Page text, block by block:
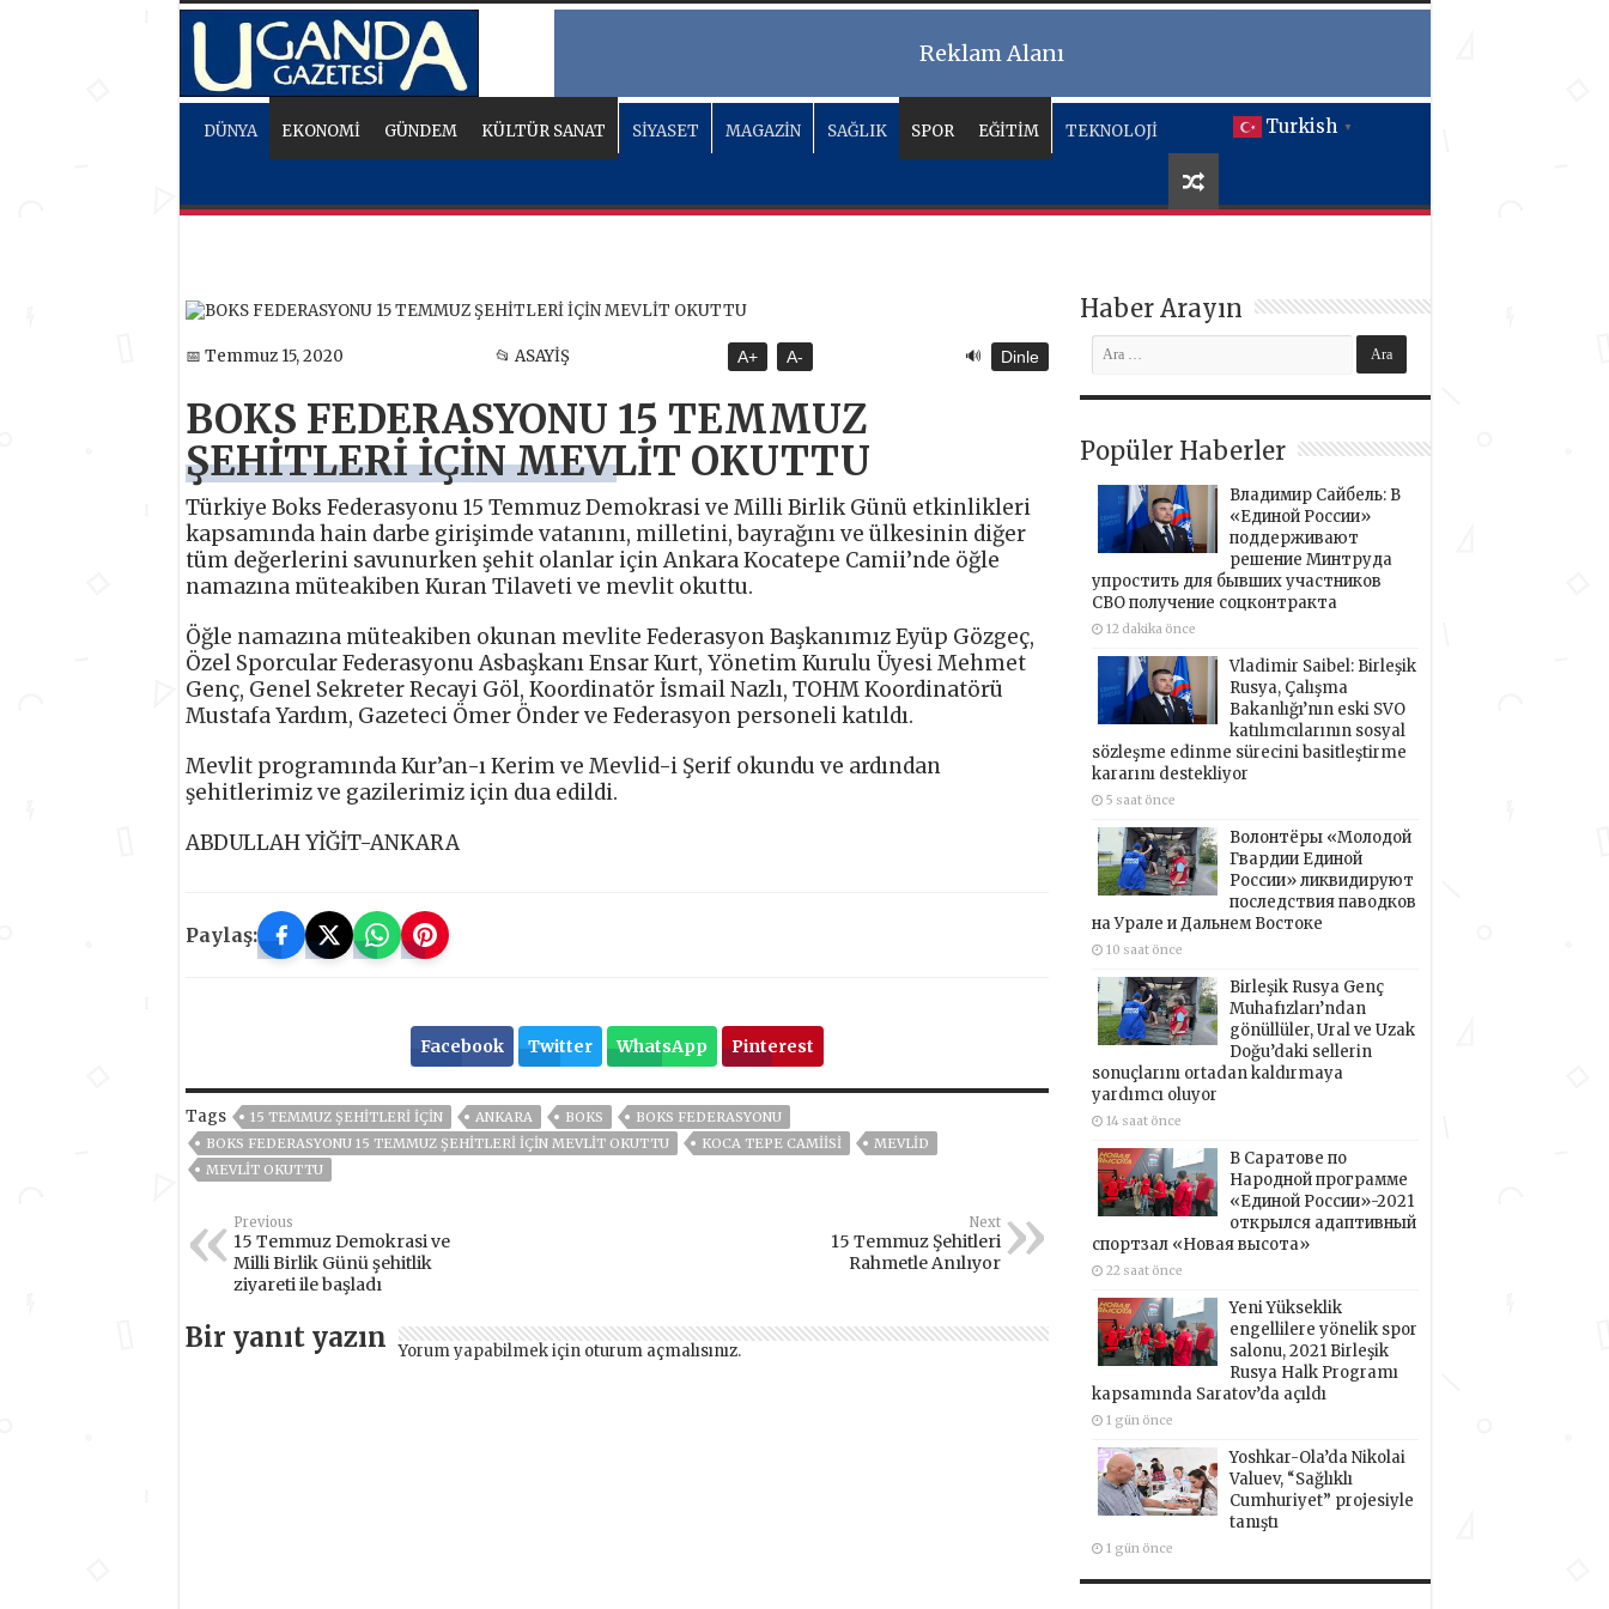
Reklam Alanı
Turkish ▼
DÜNYA EKONOMİ GÜNDEM KÜLTÜR SANAT SİYASET MAGAZİN SAĞLIK SPOR EĞİTİM TEKNOLOJİ
📅 Temmuz 15, 2020 📂 ASAYİŞ A+ A- 🔊 Dinle
BOKS FEDERASYONU 15 TEMMUZ
ŞEHİTLERİ İÇİN MEVLİT OKUTTU
Türkiye Boks Federasyonu 15 Temmuz Demokrasi ve Milli Birlik Günü etkinlikleri
kapsamında hain darbe girişimde vatanını, milletini, bayrağını ve ülkesinin diğer
tüm değerlerini savunurken şehit olanlar için Ankara Kocatepe Camii’nde öğle
namazına müteakiben Kuran Tilaveti ve mevlit okuttu.
Öğle namazına müteakiben okunan mevlite Federasyon Başkanımız Eyüp Gözgeç,
Özel Sporcular Federasyonu Asbaşkanı Ensar Kurt, Yönetim Kurulu Üyesi Mehmet
Genç, Genel Sekreter Recayi Göl, Koordinatör İsmail Nazlı, TOHM Koordinatörü
Mustafa Yardım, Gazeteci Ömer Önder ve Federasyon personeli katıldı.
Mevlit programında Kur’an-ı Kerim ve Mevlid-i Şerif okundu ve ardından
şehitlerimiz ve gazilerimiz için dua edildi.
ABDULLAH YİĞİT-ANKARA
Paylaş:
Facebook Twitter WhatsApp Pinterest
Tags 15 TEMMUZ ŞEHİTLERİ İÇİN ANKARA BOKS
BOKS FEDERASYONU
BOKS FEDERASYONU 15 TEMMUZ ŞEHİTLERİ İÇİN MEVLİT OKUTTU
KOCA TEPE CAMİİSİ
MEVLİD
MEVLİT OKUTTU
Previous
15 Temmuz Demokrasi ve
Milli Birlik Günü şehitlik
ziyareti ile başladı
Next
15 Temmuz Şehitleri
Rahmetle Anılıyor
Bir yanıt yazın Yorum yapabilmek için oturum açmalısınız.
Haber Arayın
Popüler Haberler
Владимир Сайбель: В
«Единой России»
поддерживают
решение Минтруда
упростить для бывших участников
СВО получение соцконтракта
12 dakika önce
Vladimir Saibel: Birleşik
Rusya, Çalışma
Bakanlığı’nın eski SVO
katılımcılarının sosyal
sözleşme edinme sürecini basitleştirme
kararını destekliyor
5 saat önce
Волонтёры «Молодой
Гвардии Единой
России» ликвидируют
последствия паводков
на Урале и Дальнем Востоке
10 saat önce
Birleşik Rusya Genç
Muhafızları’ndan
gönüllüler, Ural ve Uzak
Doğu’daki sellerin
sonuçlarını ortadan kaldırmaya
yardımcı oluyor
14 saat önce
В Саратове по
Народной программе
«Единой России»-2021
открылся адаптивный
спортзал «Новая высота»
22 saat önce
Yeni Yükseklik
engellilere yönelik spor
salonu, 2021 Birleşik
Rusya Halk Programı
kapsamında Saratov’da açıldı
1 gün önce
Yoshkar-Ola’da Nikolai
Valuev, “Sağlıklı
Cumhuriyet” projesiyle
tanıştı
1 gün önce